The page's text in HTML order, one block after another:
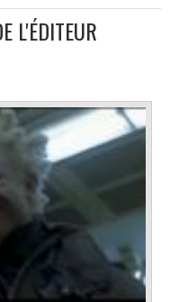
L'ÉDITEUR